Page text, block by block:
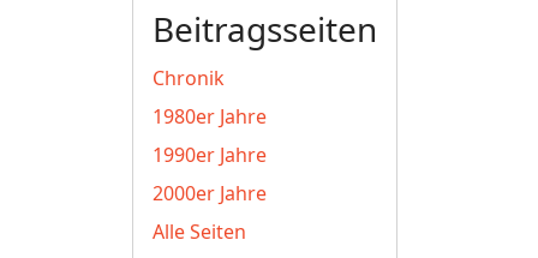
Beitragsseiten
Chronik
1980er Jahre
1990er Jahre
2000er Jahre
Alle Seiten